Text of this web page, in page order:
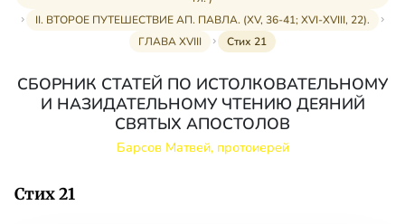
II. ВТОРОЕ ПУТЕШЕСТВИЕ АП. ПАВЛА. (XV, 36-41; XVI-XVIII, 22).
ГЛАВА XVIII
Стих 21
СБОРНИК СТАТЕЙ ПО ИСТОЛКОВАТЕЛЬНОМУ
И НАЗИДАТЕЛЬНОМУ ЧТЕНИЮ ДЕЯНИЙ
СВЯТЫХ АПОСТОЛОВ
Барсов Матвей, протоиерей
Стих 21